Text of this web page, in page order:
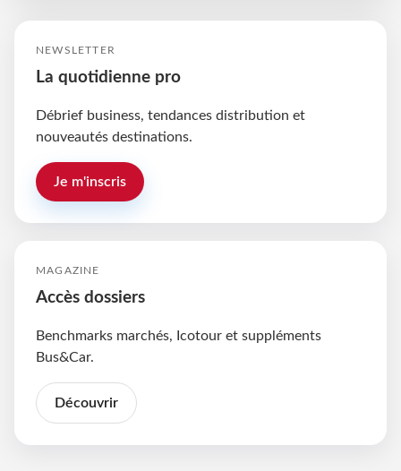
NEWSLETTER
La quotidienne pro
Débrief business, tendances distribution et
nouveautés destinations.
Je m'inscris
MAGAZINE
Accès dossiers
Benchmarks marchés, Icotour et suppléments
Bus&Car.
Découvrir